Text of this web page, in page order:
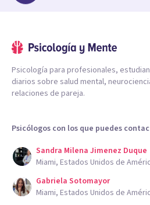
Psicología para profesionales,
diarios sobre salud mental,
relaciones de pareja.
Psicólogos con los que puedes
Sandra Milena Jimenez Duque
Miami, Estados Unidos de
Gabriela Sotomayor
Miami, Estados Unidos de